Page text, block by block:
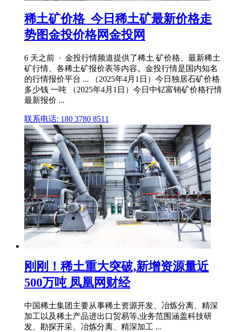
稀土矿价格_今日稀土矿最新价格走
势图金投价格网金投网
6 天之前 · 金投行情频道提供了稀土 矿价格、最新稀土
矿行情、各稀土矿报价表等内容。金投行情是国内知名
的行情报价平台 ... （2025年4月1日）今日独居石矿价格
多少钱 一吨 （2025年4月1日）今日中钇富铕矿价格行情
最新报价 ...
联系电话: 180 3780 8511
刚刚！稀土重大突破,新增资源量近
500万吨 凤凰网财经
中国稀土集团主要从事稀土资源开发、冶炼分离、精深
加工以及稀土产品进出口贸易等,业务范围涵盖科技研
发、勘探开采、冶炼分离、精深加工 ...